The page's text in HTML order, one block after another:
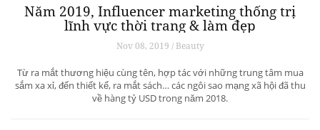
Năm 2019, Influencer marketing thống trị
lĩnh vực thời trang & làm đẹp
Nov 08, 2019 / Beauty
Từ ra mắt thương hiệu cùng tên, hợp tác với những trung tâm mua
sắm xa xỉ, đến thiết kế, ra mắt sách… các ngôi sao mạng xã hội đã thu
về hàng tỷ USD trong năm 2018.